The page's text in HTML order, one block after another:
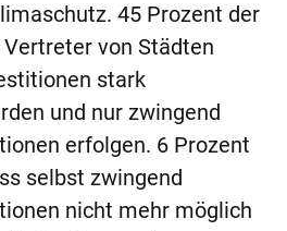
45 Prozent der
von Städten
stark
und nur zwingend
erfolgen. 6 Prozent
selbst zwingend
nicht mehr möglich